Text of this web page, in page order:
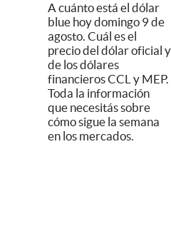
A cuánto está el dólar
blue hoy domingo 9 de
agosto. Cuál es el
precio del dólar oficial y
de los dólares
financieros CCL y MEP.
Toda la información
que necesitás sobre
cómo sigue la semana
en los mercados.